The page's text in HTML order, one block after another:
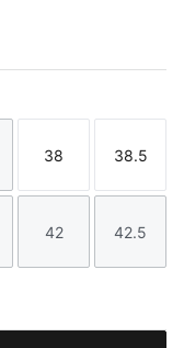
Gray
Taille
38
Taille
38.5
Taille
42
Taille
42.5